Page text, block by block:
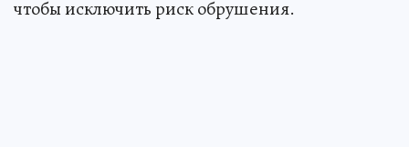
чтобы исключить риск обрушения.